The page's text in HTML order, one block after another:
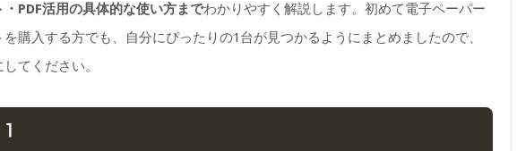
PDF活用の具体的な使い方までわかりやすく解説します。初めて電子ペーパー
を購入する方でも、自分にぴったりの1台が見つかるようにまとめましたので、
てください。